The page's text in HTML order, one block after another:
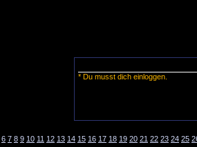
* Du musst dich einloggen.
6 7 8 9 10 11 12 13 14 15 16 17 18 19 20 21 22 23 24 25